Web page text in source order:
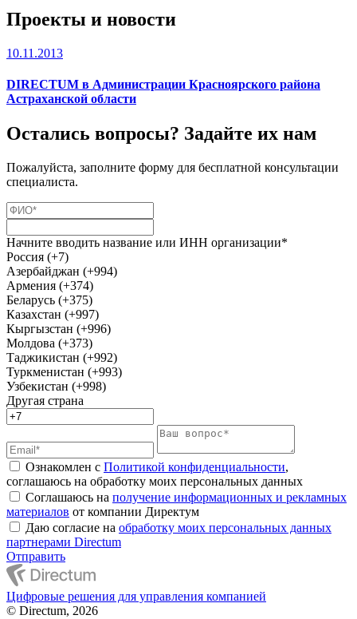
Проекты и новости
10.11.2013
DIRECTUM в Администрации Красноярского района
Астраханской области
Остались вопросы? Задайте их нам
Пожалуйста, заполните форму для бесплатной консультации
специалиста.
Начните вводить название или ИНН организации*
Россия (+7)
Азербайджан (+994)
Армения (+374)
Беларусь (+375)
Казахстан (+997)
Кыргызстан (+996)
Молдова (+373)
Таджикистан (+992)
Туркменистан (+993)
Узбекистан (+998)
Другая страна
Ознакомлен с Политикой конфиденциальности,
соглашаюсь на обработку моих персональных данных
Соглашаюсь на получение информационных и рекламных
материалов от компании Директум
Даю согласие на обработку моих персональных данных
партнерами Directum
Отправить
Цифровые решения для управления компанией
© Directum, 2026